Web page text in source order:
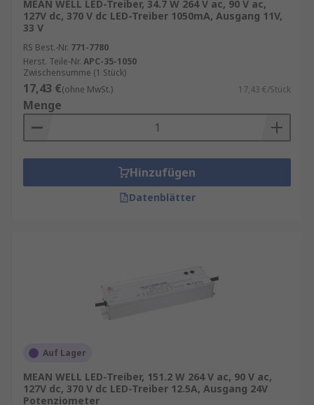
Konstantstrom im Vergleich zu
Konstantspannung
Konstantstrom-LED-Treiber halten einen
konstanten Strom in der gesamten
elektronischen Schaltung aufrecht, variieren
jedoch bezüglich der Spannung. Sie sind ideal für
den gleichen Strom halten.
Konstantspannungs-LED-Treiber halten eine
Stromregelung verfügen, z. B. einen Widerstand.
Dimmbare Treiber
Dimmbare LED-Treiber sind ebenfalls erhältlich.
auf einen gewünschten Wert verwendet werden
und sind damit sehr nützlich für die gewerbliche
MEAN WELL LED-Treiber, 34.7 W 264 V ac, 90 V ac,
127V dc, 370 V dc LED-Treiber 1050mA, Ausgang 11V,
33 V
RS Best.-Nr. 771-7780
Herst. Teile-Nr. APC-35-1050
Zwischensumme (1 Stück)
17,43 €(ohne MwSt.) 17,43 €/Stück
Menge
Hinzufügen
Datenblätter
Auf Lager
MEAN WELL LED-Treiber, 151.2 W 264 V ac, 90 V ac,
127V dc, 370 V dc LED-Treiber 12.5A, Ausgang 24V
Potenziometer